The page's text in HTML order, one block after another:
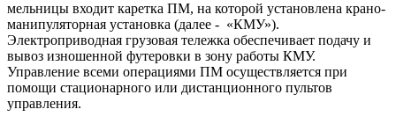
мельницы входит каретка ПМ, на которой установлена крано-
манипуляторная установка (далее - «КМУ»).
Электроприводная грузовая тележка обеспечивает подачу и
вывоз изношенной футеровки в зону работы КМУ.
Управление всеми операциями ПМ осуществляется при
помощи стационарного или дистанционного пультов
управления.